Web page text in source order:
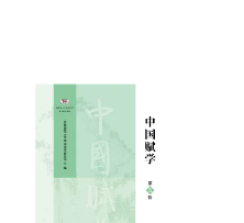
客服資訊